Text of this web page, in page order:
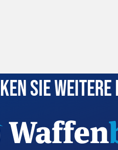
Sie